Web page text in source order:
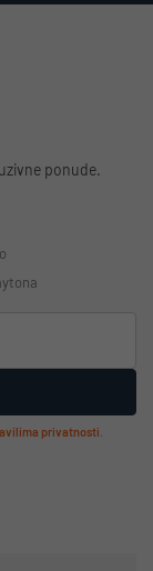
ponude.
privatnosti